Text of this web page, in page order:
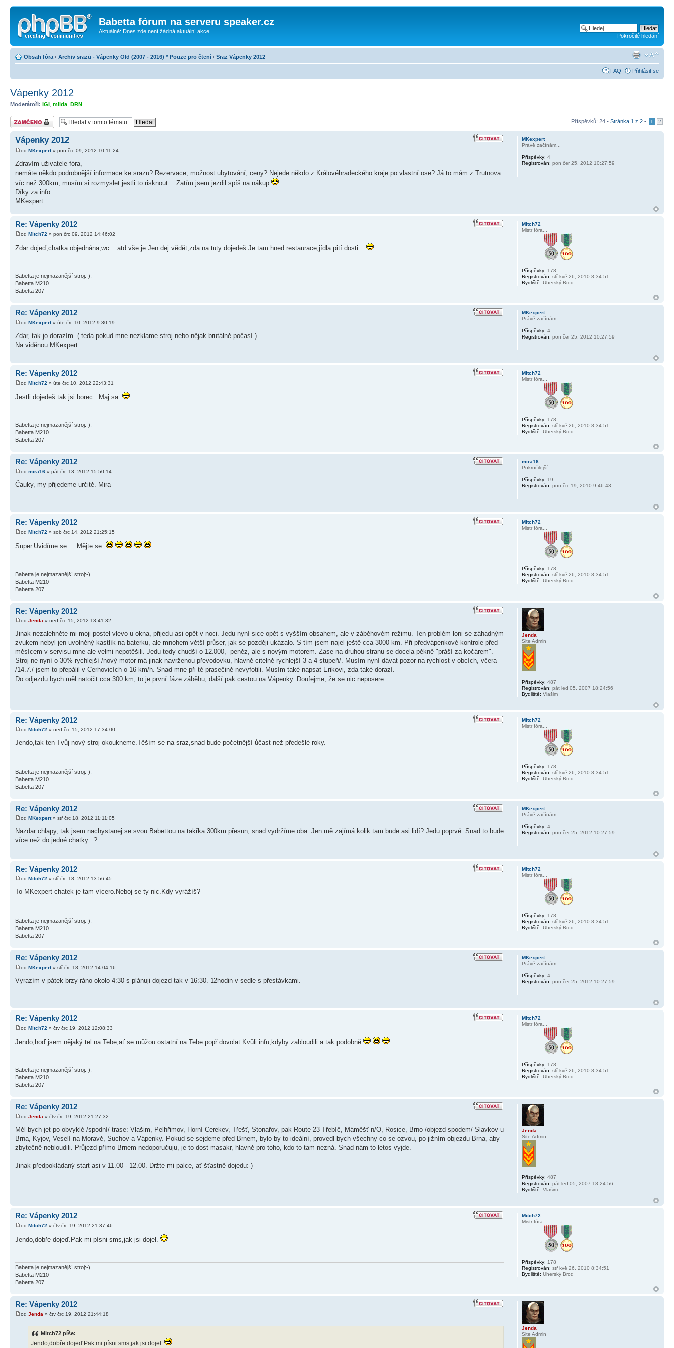
Babetta fórum na serveru speaker.cz
Aktuálně: Dnes zde není žádná aktuální akce...
Pokročilé hledání
Obsah fóra ‹ Archiv srazů - Vápenky Old (2007 - 2016) * Pouze pro čtení ‹ Sraz Vápenky 2012
FAQ Přihlásit se
Vápenky 2012
Moderátoři: IGI milda DRN
Téma uzamknuto Příspěvků: 24 • Stránka 1 z 2 • 1 2
Vápenky 2012
od MKexpert» pon črc 09, 2012 10:11:24
Zdravím uživatele fóra,
nemáte někdo podrobnější informace ke srazu? Rezervace, možnost ubytování, ceny? Nejede někdo z Královéhradeckého kraje po vlastní ose? Já to mám z Trutnova
víc než 300km, musím si rozmyslet jestli to risknout... Zatím jsem jezdil spíš na nákup
Díky za info.
MKexpert
MKexpert
Právě začínám...
Příspěvky: 4
Registrován: pon čer 25, 2012 10:27:59
Re: Vápenky 2012
od Mitch72 » pon črc 09, 2012 14:46:02
Zdar dojeď,chatka objednána,wc....atd vše je.Jen dej vědět,zda na tuty dojedeš.Je tam hned restaurace,jídla pití dosti...
Babetta je nejmazanější stroj:-).
Babetta M210
Babetta 207
Mitch72
Mistr fóra...
Příspěvky: 178
Registrován: stř kvě 26, 2010 8:34:51
Bydliště: Uherský Brod
Re: Vápenky 2012
od MKexpert» úte črc 10, 2012 9:30:19
Zdar, tak jo dorazím. ( teda pokud mne nezklame stroj nebo nějak brutálně počasí )
Na viděnou MKexpert
MKexpert
Právě začínám...
Příspěvky: 4
Registrován: pon čer 25, 2012 10:27:59
Re: Vápenky 2012
od Mitch72 » úte črc 10, 2012 22:43:31
Jestli dojedeš tak jsi borec...Maj sa.
Babetta je nejmazanější stroj:-).
Babetta M210
Babetta 207
Mitch72
Mistr fóra...
Příspěvky: 178
Registrován: stř kvě 26, 2010 8:34:51
Bydliště: Uherský Brod
Re: Vápenky 2012
od mira16 » pát črc 13, 2012 15:50:14
Čauky, my přijedeme určitě. Mira
mira16
Pokročilejší...
Příspěvky: 19
Registrován: pon črc 19, 2010 9:46:43
Re: Vápenky 2012
od Mitch72 » sob črc 14, 2012 21:25:15
Super.Uvidíme se.....Mějte se.
Babetta je nejmazanější stroj:-).
Babetta M210
Babetta 207
Mitch72
Mistr fóra...
Příspěvky: 178
Registrován: stř kvě 26, 2010 8:34:51
Bydliště: Uherský Brod
Re: Vápenky 2012
od Jenda » ned črc 15, 2012 13:41:32
Jinak nezalehněte mi moji postel vlevo u okna, přijedu asi opět v noci. Jedu nyní sice opět s vyšším obsahem, ale v záběhovém režimu. Ten problém loni se záhadným
zvukem nebyl jen uvolněný kastlík na baterku, ale mnohem větší průser, jak se později ukázalo. S tím jsem najel ještě cca 3000 km. Při předvápenkové kontrole před
měsícem v servisu mne ale velmi nepotěšili. Jedu tedy chudší o 12.000,- peněz, ale s novým motorem. Zase na druhou stranu se docela pěkně "práší za kočárem".
Stroj ne nyní o 30% rychlejší /nový motor má jinak navrženou převodovku, hlavně citelně rychlejší 3 a 4 stupeň/. Musím nyní dávat pozor na rychlost v obcích, včera
/14.7./ jsem to přepálil v Cerhovicích o 16 km/h. Snad mne při té prasečině nevyfotili. Musím také napsat Erikovi, zda také dorazí.
Do odjezdu bych měl natočit cca 300 km, to je první fáze záběhu, další pak cestou na Vápenky. Doufejme, že se nic neposere.
Jenda
Site Admin
Příspěvky: 487
Registrován: pát led 05, 2007 18:24:56
Bydliště: Vlašim
Re: Vápenky 2012
od Mitch72 » ned črc 15, 2012 17:34:00
Jendo,tak ten Tvůj nový stroj okoukneme.Těším se na sraz,snad bude početnější ůčast než předešlé roky.
Babetta je nejmazanější stroj:-).
Babetta M210
Babetta 207
Mitch72
Mistr fóra...
Příspěvky: 178
Registrován: stř kvě 26, 2010 8:34:51
Bydliště: Uherský Brod
Re: Vápenky 2012
od MKexpert» stř črc 18, 2012 11:11:05
Nazdar chlapy, tak jsem nachystanej se svou Babettou na takřka 300km přesun, snad vydržíme oba. Jen mě zajímá kolik tam bude asi lidí? Jedu poprvé. Snad to bude
více než do jedné chatky...?
MKexpert
Právě začínám...
Příspěvky: 4
Registrován: pon čer 25, 2012 10:27:59
Re: Vápenky 2012
od Mitch72 » stř črc 18, 2012 13:56:45
To MKexpert-chatek je tam vícero.Neboj se ty nic.Kdy vyrážíš?
Babetta je nejmazanější stroj:-).
Babetta M210
Babetta 207
Mitch72
Mistr fóra...
Příspěvky: 178
Registrován: stř kvě 26, 2010 8:34:51
Bydliště: Uherský Brod
Re: Vápenky 2012
od MKexpert» stř črc 18, 2012 14:04:16
Vyrazím v pátek brzy ráno okolo 4:30 s plánuji dojezd tak v 16:30. 12hodin v sedle s přestávkami.
MKexpert
Právě začínám...
Příspěvky: 4
Registrován: pon čer 25, 2012 10:27:59
Re: Vápenky 2012
od Mitch72 » čtv črc 19, 2012 12:08:33
Jendo,hoď jsem nějaký tel.na Tebe,ať se můžou ostatní na Tebe popř.dovolat.Kvůli infu,kdyby zabloudili a tak podobně
Babetta je nejmazanější stroj:-).
Babetta M210
Babetta 207
Mitch72
Mistr fóra...
Příspěvky: 178
Registrován: stř kvě 26, 2010 8:34:51
Bydliště: Uherský Brod
Re: Vápenky 2012
od Jenda » čtv črc 19, 2012 21:27:32
Měl bych jet po obvyklé /spodní/ trase: Vlašim, Pelhřimov, Horní Cerekev, Třešť, Stonařov, pak Route 23 Třebíč, Máměšť n/O, Rosice, Brno /objezd spodem/ Slavkov u
Brna, Kyjov, Veselí na Moravě, Suchov a Vápenky. Pokud se sejdeme před Brnem, bylo by to ideální, provedl bych všechny co se ozvou, po jižním objezdu Brna, aby
zbytečně nebloudili. Průjezd přímo Brnem nedoporučuju, je to dost masakr, hlavně pro toho, kdo to tam nezná. Snad nám to letos vyjde.
Jinak předpokládaný start asi v 11.00 - 12.00. Držte mi palce, ať šťastně dojedu:-)
Jenda
Site Admin
Příspěvky: 487
Registrován: pát led 05, 2007 18:24:56
Bydliště: Vlašim
Re: Vápenky 2012
od Mitch72 » čtv črc 19, 2012 21:37:46
Jendo,dobře dojeď.Pak mi písni sms,jak jsi dojel.
Babetta je nejmazanější stroj:-).
Babetta M210
Babetta 207
Mitch72
Mistr fóra...
Příspěvky: 178
Registrován: stř kvě 26, 2010 8:34:51
Bydliště: Uherský Brod
Re: Vápenky 2012
od Jenda » čtv črc 19, 2012 21:44:18
Mitch72 píše:
Jendo,dobře dojeď.Pak mi písni sms,jak jsi dojel.
Jenda
Site Admin